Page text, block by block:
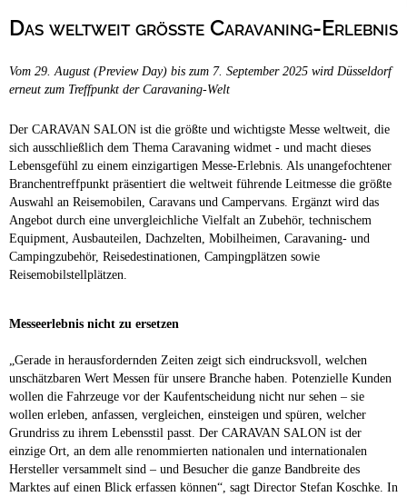
Campingplätze
Camping & Caravan
Das weltweit größte Caravaning-Erlebnis
Vom 29. August (Preview Day) bis zum 7. September 2025 wird Düsseldorf
erneut zum Treffpunkt der Caravaning-Welt
Der CARAVAN SALON ist die größte und wichtigste Messe weltweit, die
sich ausschließlich dem Thema Caravaning widmet - und macht dieses
Lebensgefühl zu einem einzigartigen Messe-Erlebnis. Als unangefochtener
Branchentreffpunkt präsentiert die weltweit führende Leitmesse die größte
Auswahl an Reisemobilen, Caravans und Campervans. Ergänzt wird das
Angebot durch eine unvergleichliche Vielfalt an Zubehör, technischem
Equipment, Ausbauteilen, Dachzelten, Mobilheimen, Caravaning- und
Campingzubehör, Reisedestinationen, Campingplätzen sowie
Reisemobilstellplätzen.
Messeerlebnis nicht zu ersetzen
„Gerade in herausfordernden Zeiten zeigt sich eindrucksvoll, welchen
unschätzbaren Wert Messen für unsere Branche haben. Potenzielle Kunden
wollen die Fahrzeuge vor der Kaufentscheidung nicht nur sehen – sie
wollen erleben, anfassen, vergleichen, einsteigen und spüren, welcher
Grundriss zu ihrem Lebensstil passt. Der CARAVAN SALON ist der
einzige Ort, an dem alle renommierten nationalen und internationalen
Hersteller versammelt sind – und Besucher die ganze Bandbreite des
Marktes auf einen Blick erfassen können“, sagt Director Stefan Koschke. In